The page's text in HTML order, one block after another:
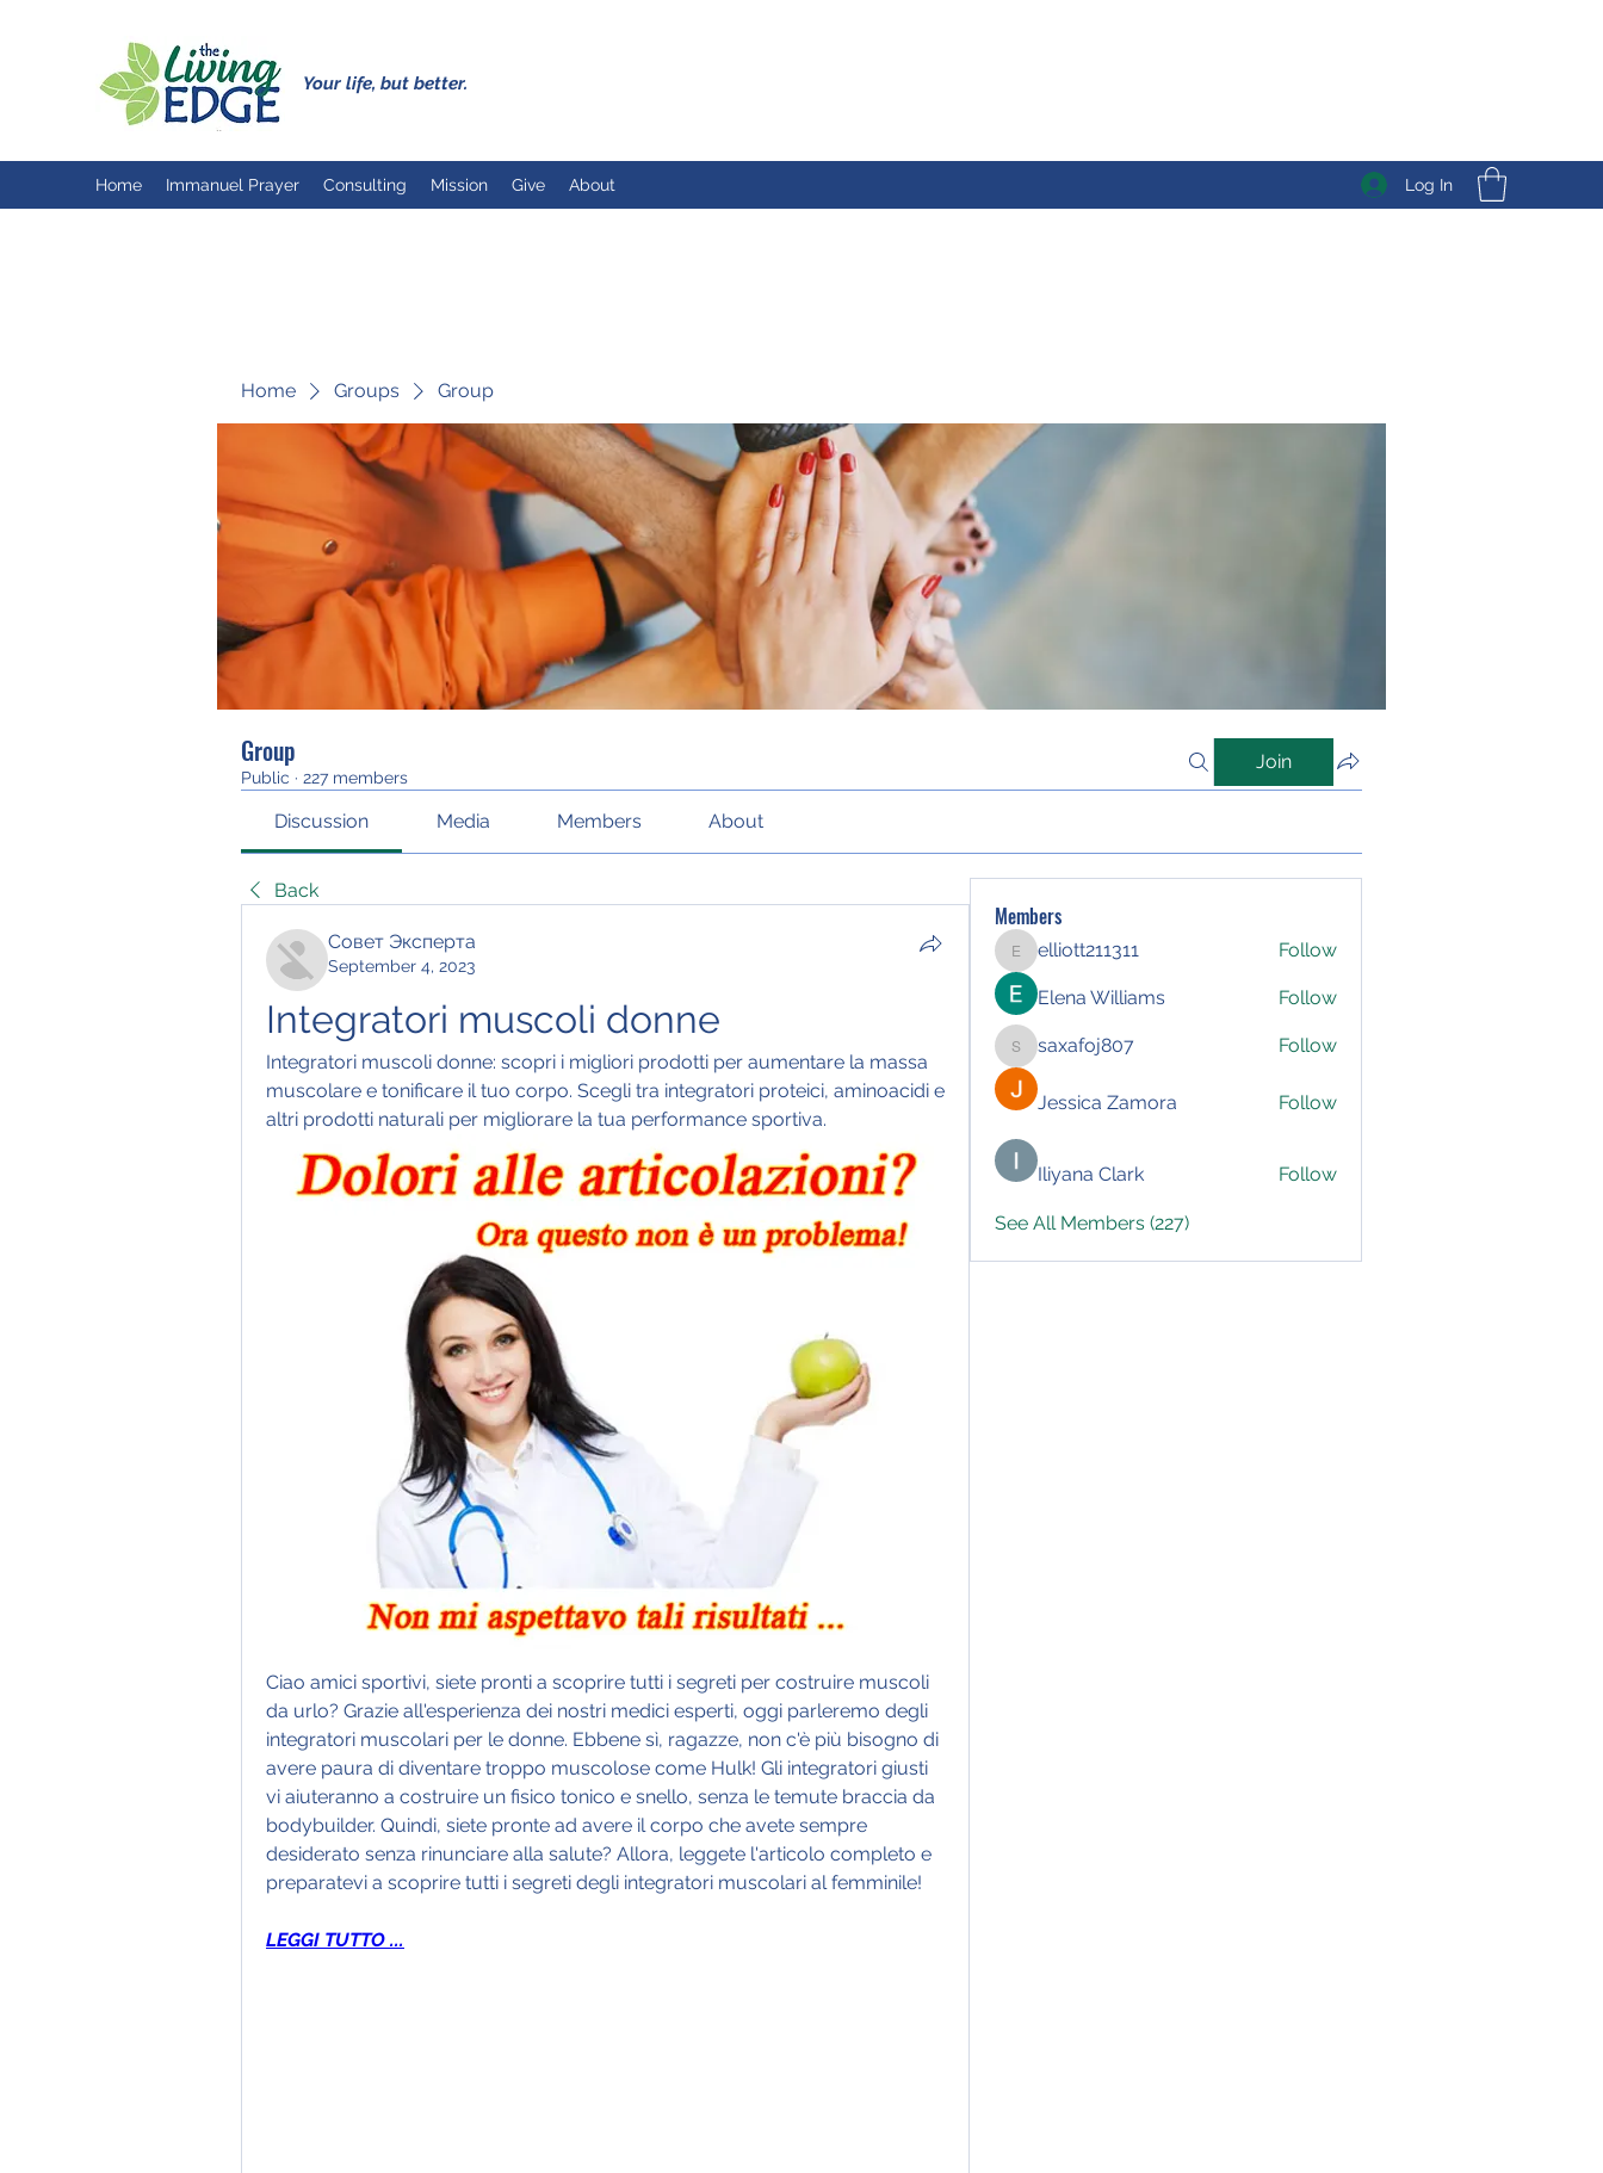
Your life, but better.
Home Immanuel Prayer Consulting Mission Give About Log In
Home Groups Group
Group
Public · 227 members
Join
Discussion Media Members About
Back
Совет Эксперта
September 4, 2023
Integratori muscoli donne
Integratori muscoli donne: scopri i migliori prodotti per aumentare la massa
muscolare e tonificare il tuo corpo. Scegli tra integratori proteici, aminoacidi e
altri prodotti naturali per migliorare la tua performance sportiva.
Ciao amici sportivi, siete pronti a scoprire tutti i segreti per costruire muscoli
da urlo? Grazie all'esperienza dei nostri medici esperti, oggi parleremo degli
integratori muscolari per le donne. Ebbene sì, ragazze, non c'è più bisogno di
avere paura di diventare troppo muscolose come Hulk! Gli integratori giusti
vi aiuteranno a costruire un fisico tonico e snello, senza le temute braccia da
bodybuilder. Quindi, siete pronte ad avere il corpo che avete sempre
desiderato senza rinunciare alla salute? Allora, leggete l'articolo completo e
preparatevi a scoprire tutti i segreti degli integratori muscolari al femminile!
LEGGI TUTTO ...
Members
elliott211311
elliott211311 Follow
Elena Williams Follow
saxafoj807
saxafoj807 Follow
Jessica Zamora Follow
Iliyana Clark Follow
See All Members (227)